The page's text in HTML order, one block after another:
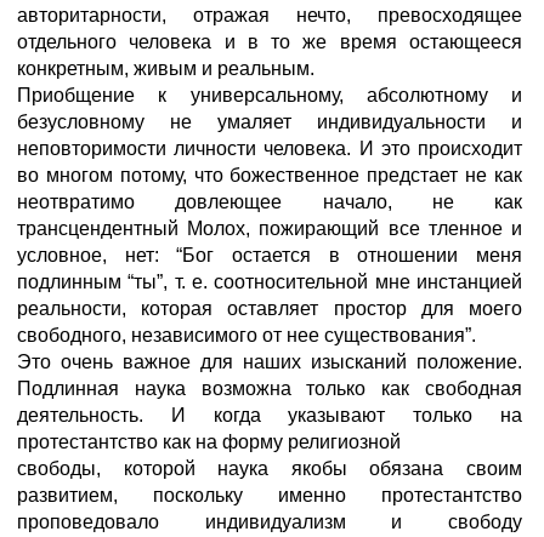
авторитарности, отражая нечто, превосходящее
отдельного человека и в то же время остающееся
конкретным, живым и реальным.
Приобщение к универсальному, абсолютному и
безусловному не умаляет индивидуальности и
неповторимости личности человека. И это происходит
во многом потому, что божественное предстает не как
неотвратимо довлеющее начало, не как
трансцендентный Молох, пожирающий все тленное и
условное, нет: “Бог остается в отношении меня
подлинным “ты”, т. е. соотносительной мне инстанцией
реальности, которая оставляет простор для моего
свободного, независимого от нее существования”.
Это очень важное для наших изысканий положение.
Подлинная наука возможна только как свободная
деятельность. И когда указывают только на
протестантство как на форму религиозной
свободы, которой наука якобы обязана своим
развитием, поскольку именно протестантство
проповедовало индивидуализм и свободу